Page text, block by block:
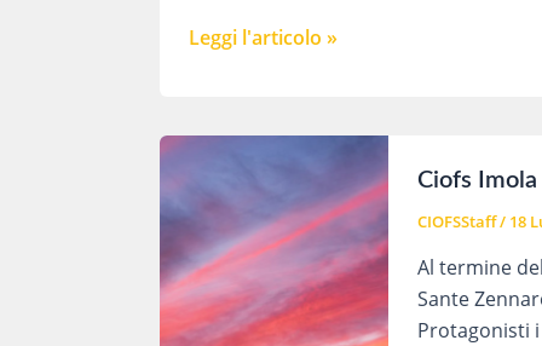
JOB
PARMA
Leggi l'articolo »
Ciofs
CIOFSStaff/ 18
Al termine
Sante
Protagonisti i